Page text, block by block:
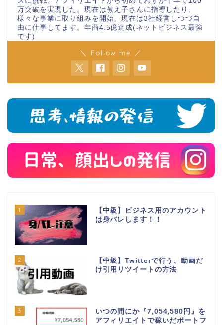
万突破を実現した。現在は教え子さんに指導したり、
様々な事業に取り組みを開始、現在は3社経営しつづ自
由に仕事してます。年商4.5億達成(ネットビジネス最強
です)
＼ Follow me ／
1
【中級】ビジネス用のアカウント
は身バレします！！
2
【中級】Twitterで行う、動画だ
け引用リツイートの方法
3
いつの間にか『7,054,580円』を
アフィリエイトで稼いだポートフ